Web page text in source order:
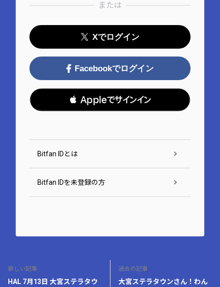
または
Xでログイン
Facebookでログイン
 Appleでサインイン
Bitfan IDとは
Bitfan IDを未登録の方
新しい記事
HAL 7月13日 大宮ステラタウ
過去の記事
大宮ステラタウンさん！わん